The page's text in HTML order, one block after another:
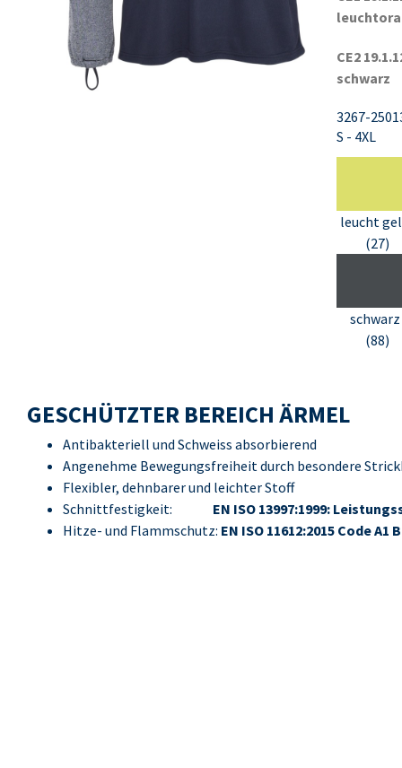
CE2
schwarz
3267-
S - 4XL
leucht
(27)
schwarz
(88)
GESCHÜTZTER BEREICH ÄRMEL
Antibakteriell und Schweiss absorbierend
Angenehme Bewegungsfreiheit durch besondere
Flexibler, dehnbarer und leichter Stoff
Schnittfestigkeit: EN ISO 13997:1999:
Hitze- und Flammschutz: EN ISO 11612:2015 Code A1